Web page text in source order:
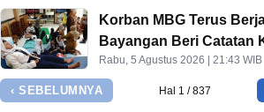
Korban MBG Terus
Bayangan Beri Catatan
Rabu, 5 Agustus 2026 | 21:43 WIB
‹ SEBELUMNYA Hal 1 / 837